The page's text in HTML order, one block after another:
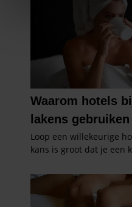
We gebruiken cookies om
personaliseren, om
en om ons websiteverkeer
informatie over uw gebruik
partners voor social
partners kunnen deze
informatie die u aan ze
verzameld op basis van
gaat akkoord met onze
gebruiken.